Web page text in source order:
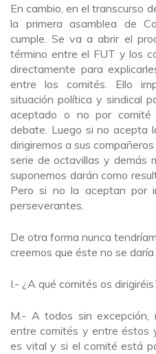
En cambio, en el transcurso
la primera asamblea de
cumple. Se va a abrir el
término entre el FUT y los
directamente para
entre los comités. Ello
situación política y sindical
aceptado o no por
debate. Luego si no acepta
dirigiremos a sus
serie de octavillas y demás
suponemos darán como
Pero si no la aceptan por
perseverantes.
De otra forma nunca
creemos que éste no se daría
I.- ¿A qué comités os
M.- A todos sin excepción,
entre comités y entre éstos
es vital y si el comité está